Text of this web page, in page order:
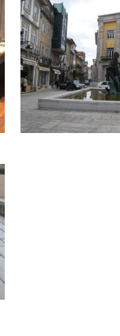
PRAÇA DA
DO